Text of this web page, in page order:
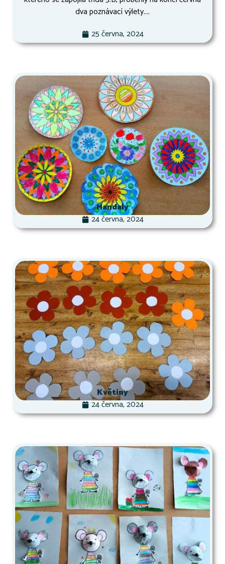
dva poznávací výlety....
25 června, 2024
Mandaly
24 června, 2024
Květiny
24 června, 2024